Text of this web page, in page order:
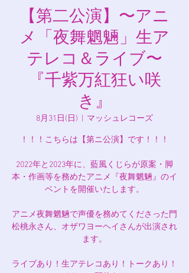
【第二公演】〜アニ
メ「夜舞魍魎」生ア
テレコ＆ライブ〜
『千紫万紅狂い咲
き』
8月31日(日) マッシュレコーズ
！！！こちらは【第ニ公演】です！！！
2022年と2023年に、藍風くじらが原案・脚
本・作画等を務めたアニメ『夜舞魍魎』のイ
ベントを開催いたします。
アニメ夜舞魍魎で声優を務めてくださった門
松桃永さん、オザワヨーヘイさんが出演され
ます。
ライブあり！生アテレコあり！トークあり！